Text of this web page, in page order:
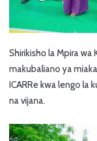
Shirikisho la Mpira wa
makubaliano ya
ICARRe kwa lengo la
na vijana.